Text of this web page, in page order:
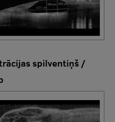
spilventiņš /